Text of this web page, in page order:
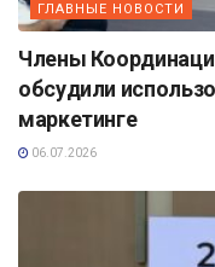
ГЛАВНЫЕ НОВОСТИ
Члены
обсудили
маркетинге
06.07.2026